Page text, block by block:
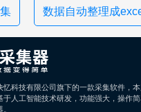
数据自动整理成
忆科技有限公司旗下的一款采集软件，
于人工智能技术研发，功能强大，操作